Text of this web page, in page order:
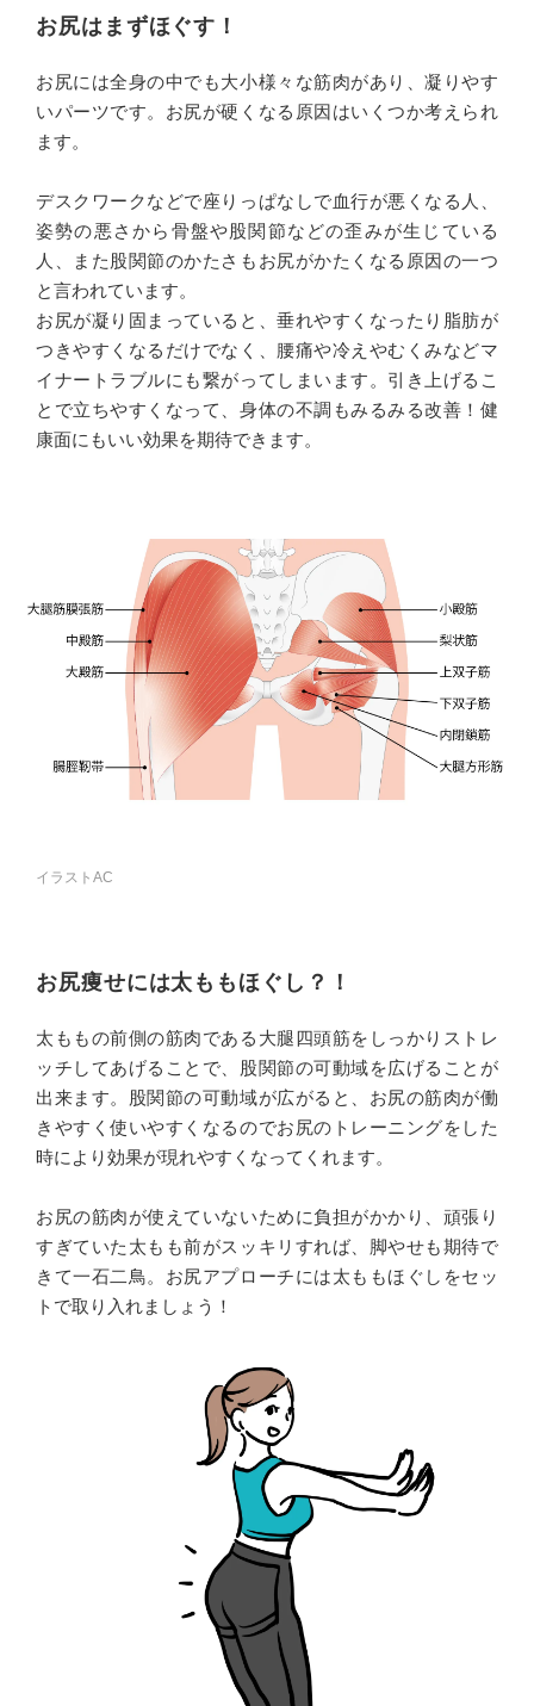
お尻はまずほぐす！
お尻には全身の中でも大小様々な筋肉があり、凝りやす
いパーツです。お尻が硬くなる原因はいくつか考えられ
ます。
デスクワークなどで座りっぱなしで血行が悪くなる人、
姿勢の悪さから骨盤や股関節などの歪みが生じている
人、また股関節のかたさもお尻がかたくなる原因の一つ
と言われています。
お尻が凝り固まっていると、垂れやすくなったり脂肪が
つきやすくなるだけでなく、腰痛や冷えやむくみなどマ
イナートラブルにも繋がってしまいます。引き上げるこ
とで立ちやすくなって、身体の不調もみるみる改善！健
康面にもいい効果を期待できます。
イラストAC
お尻痩せには太ももほぐし？！
太ももの前側の筋肉である大腿四頭筋をしっかりストレ
ッチしてあげることで、股関節の可動域を広げることが
出来ます。股関節の可動域が広がると、お尻の筋肉が働
きやすく使いやすくなるのでお尻のトレーニングをした
時により効果が現れやすくなってくれます。
お尻の筋肉が使えていないために負担がかかり、頑張り
すぎていた太もも前がスッキリすれば、脚やせも期待で
きて一石二鳥。お尻アプローチには太ももほぐしをセッ
トで取り入れましょう！